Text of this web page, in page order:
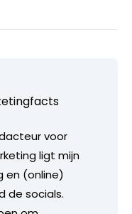
voor
ligt mijn
en (online)
de socials.